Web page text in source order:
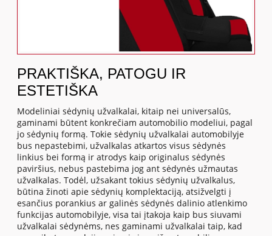
PRAKTIŠKA, PATOGU IR
ESTETIŠKA
Modeliniai sėdynių užvalkalai, kitaip nei universalūs,
gaminami būtent konkrečiam automobilio modeliui, pagal
jo sėdynių formą. Tokie sėdynių užvalkalai automobilyje
bus nepastebimi, užvalkalas atkartos visus sėdynės
linkius bei formą ir atrodys kaip originalus sėdynės
paviršius, nebus pastebima jog ant sėdynės užmautas
užvalkalas. Todėl, užsakant tokius sėdynių užvalkalus,
būtina žinoti apie sėdynių komplektaciją, atsižvelgti į
esančius porankius ar galinės sėdynės dalinio atlenkimo
funkcijas automobilyje, visa tai įtakoja kaip bus siuvami
užvalkalai sėdynėms, nes gaminami užvalkalai taip, kad